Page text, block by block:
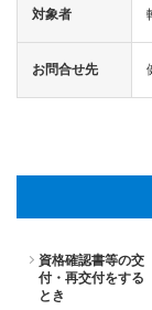
各
種
手
き
覧
よ
対象者
お問合せ先
資格確認書等の交
付・再交付をする
とき